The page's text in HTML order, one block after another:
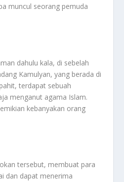
muncul seorang pemuda
dahulu kala, di sebelah
Kamulyan, yang berada di
terdapat sebuah
menganut agama Islam.
kebanyakan orang
tersebut, membuat para
dan dapat menerima